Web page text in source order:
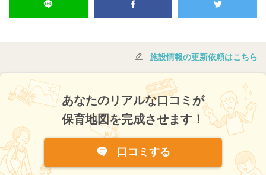
施設情報の更新依頼はこちら
あなたのリアルな口コミが
保育地図を完成させます！
口コミする